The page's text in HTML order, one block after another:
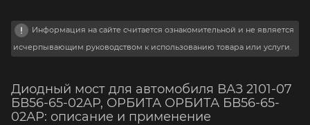
Информация на сайте считается ознакомительной и не является
исчерпывающим руководством к использованию товара или услуги.
Диодный мост для автомобиля ВАЗ 2101-07
БВ56-65-02АР, ОРБИТА ОРБИТА БВ56-65-
02АР: описание и применение